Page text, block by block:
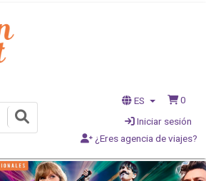
ES
0
Iniciar sesión
¿Eres agencia de viajes?